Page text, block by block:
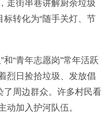
走街串巷讲解厨余垃圾
标转化为“随手关灯、节
“青年志愿岗”常年活跃
烈日捡拾垃圾、发放倡
了周边群众。许多村民看
动加入护河队伍。